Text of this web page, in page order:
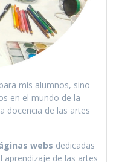
mis alumnos, sino
en el mundo de la
docencia de las artes
webs dedicadas
aprendizaje de las artes